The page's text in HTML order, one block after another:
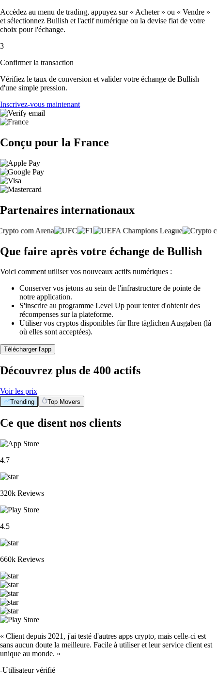
Accédez au menu de trading, appuyez sur « Acheter » ou « Vendre »
et sélectionnez Bullish et l'actif numérique ou la devise fiat de votre
choix pour l'échange.
3
Confirmer la transaction
Vérifiez le taux de conversion et valider votre échange de Bullish
d'une simple pression.
Inscrivez-vous maintenant
Conçu pour la France
Partenaires internationaux
Que faire après votre échange de Bullish
Voici comment utiliser vos nouveaux actifs numériques :
Conserver vos jetons au sein de l'infrastructure de pointe de
notre application.
S'inscrire au programme Level Up pour tenter d'obtenir des
récompenses sur la plateforme.
Utiliser vos cryptos disponibles für Ihre täglichen Ausgaben (là
où elles sont acceptées).
Télécharger l'app
Découvrez plus de 400 actifs
Voir les prix
Trending Top Movers
Ce que disent nos clients
4.7
320k Reviews
4.5
660k Reviews
« Client depuis 2021, j'ai testé d'autres apps crypto, mais celle-ci est
sans aucun doute la meilleure. Facile à utiliser et leur service client est
unique au monde. »
-Utilisateur vérifié